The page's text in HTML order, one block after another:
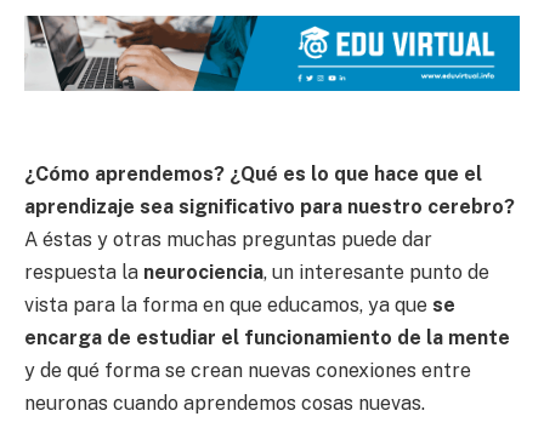
¿Cómo aprendemos? ¿Qué es lo que hace que el
aprendizaje sea significativo para nuestro cerebro?
A éstas y otras muchas preguntas puede dar
respuesta la neurociencia, un interesante punto de
vista para la forma en que educamos, ya que se
encarga de estudiar el funcionamiento de la mente
y de qué forma se crean nuevas conexiones entre
neuronas cuando aprendemos cosas nuevas.